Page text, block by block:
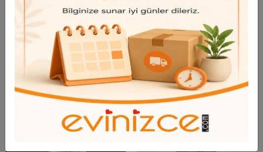
Yorum Yap
Benzer Ürünler
Bu ürünü inceleyen kullanıcılar bunlara da baktı